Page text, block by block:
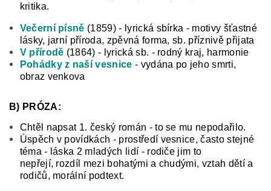
kritika.
Večerní písně (1859) - lyrická sbírka - motivy šťastné
lásky, jarní příroda, zpěvná forma, sb. příznivě přijata
V přírodě (1864) - lyrická sb. - rodný kraj, harmonie
Pohádky z naší vesnice - vydána po jeho smrti,
obraz venkova
B) PRÓZA:
Chtěl napsat 1. český román - to se mu nepodařilo.
Úspěch v povídkách - prostředí vesnice,často stejné
téma - láska 2 mladých lidí - rodiče jim to
nepřejí, rozdíl mezi bohatými a chudými, vztah dětí a
rodičů, morální podtext.